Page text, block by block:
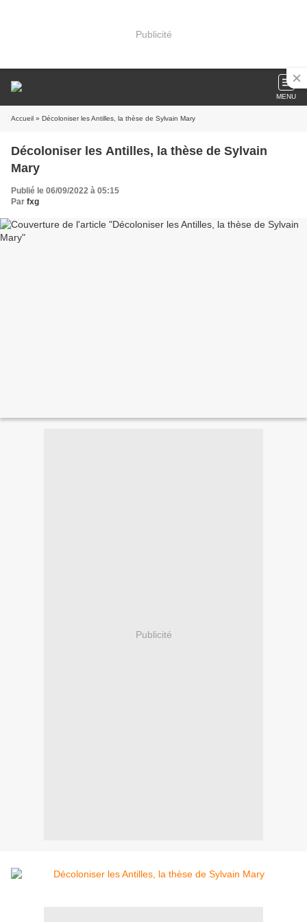
Publicité
MENU
Accueil » Décoloniser les Antilles, la thèse de Sylvain Mary
Décoloniser les Antilles, la thèse de Sylvain
Mary
Publié le 06/09/2022 à 05:15
Par fxg
Publicité